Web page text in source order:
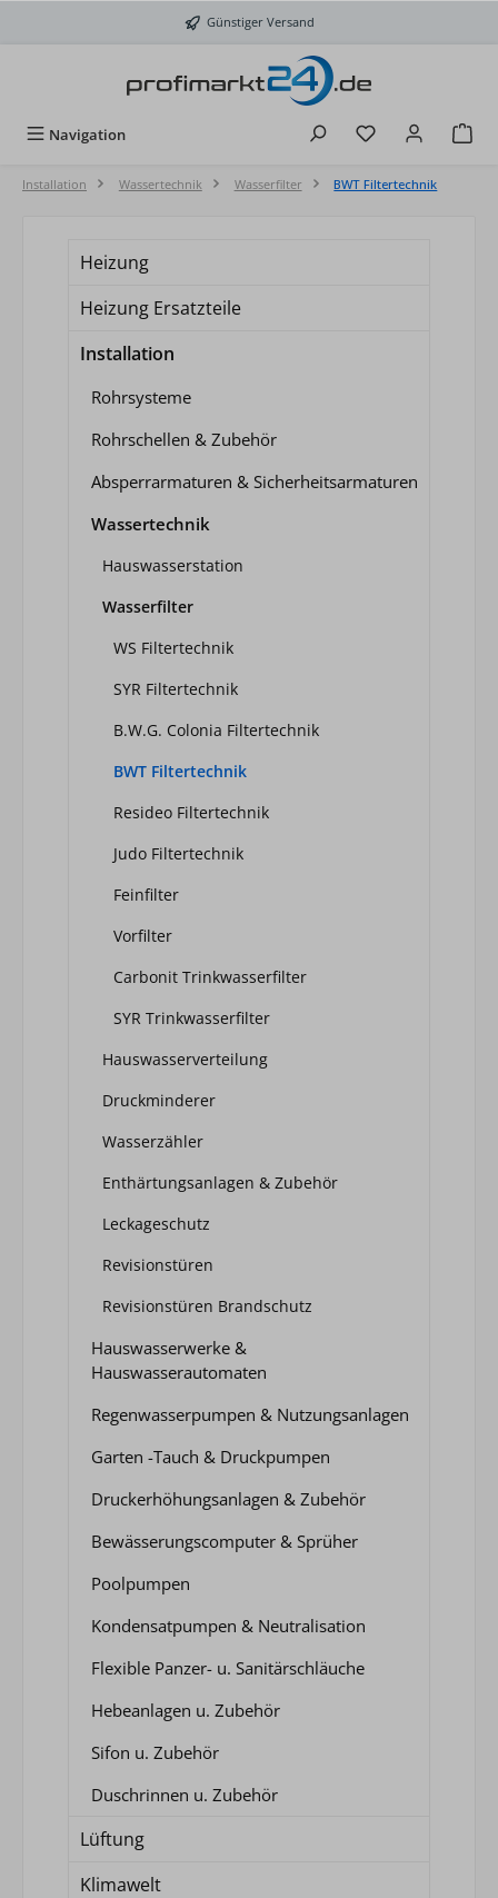
Günstiger Versand
Navigation Du hast 0
Installation Wassertechnik Wasserfilter BWT Filtertechnik
Heizung
Heizung Ersatzteile
Installation
Rohrsysteme
Rohrschellen & Zubehör
Absperrarmaturen & Sicherheitsarmaturen
Wassertechnik
Hauswasserstation
Wasserfilter
WS Filtertechnik
SYR Filtertechnik
B.W.G. Colonia Filtertechnik
BWT Filtertechnik
Resideo Filtertechnik
Judo Filtertechnik
Feinfilter
Vorfilter
Carbonit Trinkwasserfilter
SYR Trinkwasserfilter
Hauswasserverteilung
Druckminderer
Wasserzähler
Enthärtungsanlagen & Zubehör
Leckageschutz
Revisionstüren
Revisionstüren Brandschutz
Hauswasserwerke &
Hauswasserautomaten
Regenwasserpumpen & Nutzungsanlagen
Garten -Tauch & Druckpumpen
Druckerhöhungsanlagen & Zubehör
Bewässerungscomputer & Sprüher
Poolpumpen
Kondensatpumpen & Neutralisation
Flexible Panzer- u. Sanitärschläuche
Hebeanlagen u. Zubehör
Sifon u. Zubehör
Duschrinnen u. Zubehör
Lüftung
Klimawelt